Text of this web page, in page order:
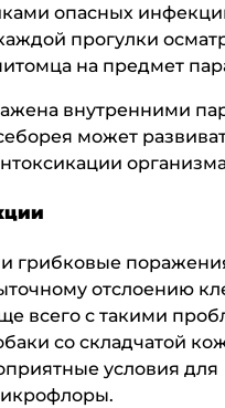
опасных
прогулки
на предмет
внутренними
может
грибковые
отслоению
всего с такими
со складчатой
условия для